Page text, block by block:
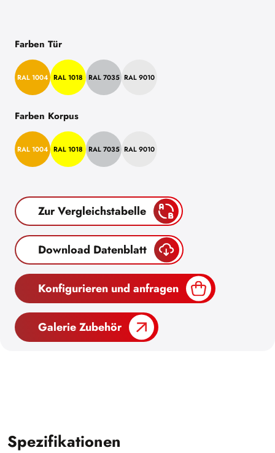
Farben Tür
RAL 1004 RAL 1018 RAL 7035 RAL 9010
Farben Korpus
RAL 1004 RAL 1018 RAL 7035 RAL 9010
Zur Vergleichstabelle
Download Datenblatt
Konfigurieren und anfragen
Galerie Zubehör
Spezifikationen